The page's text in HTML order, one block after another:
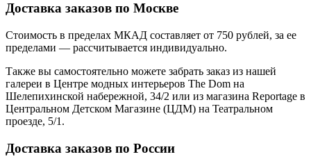
Доставка заказов по Москве
Стоимость в пределах МКАД составляет от 750 рублей, за ее
пределами — рассчитывается индивидуально.
Также вы самостоятельно можете забрать заказ из нашей
галереи в Центре модных интерьеров The Dom на
Шелепихинской набережной, 34/2 или из магазина Reportage в
Центральном Детском Магазине (ЦДМ) на Театральном
проезде, 5/1.
Доставка заказов по России